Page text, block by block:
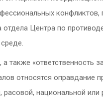
конфликтов,
Центра по
«ответственность
относятся оправдание
национальной или